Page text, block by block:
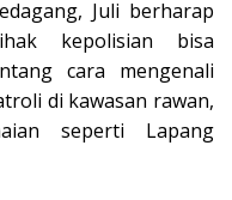
Juli berharap
kepolisian bisa
cara mengenali
di kawasan rawan,
seperti Lapang